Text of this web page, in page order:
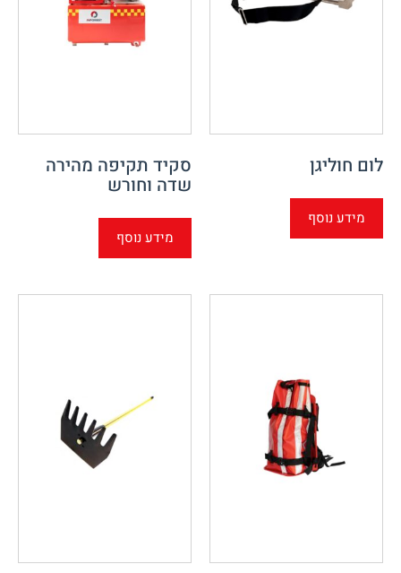
לום חוליגן
מידע נוסף
סקיד תקיפה מהירה
שדה וחורש
מידע נוסף